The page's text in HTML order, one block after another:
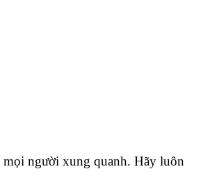
mọi người xung quanh. Hãy luôn